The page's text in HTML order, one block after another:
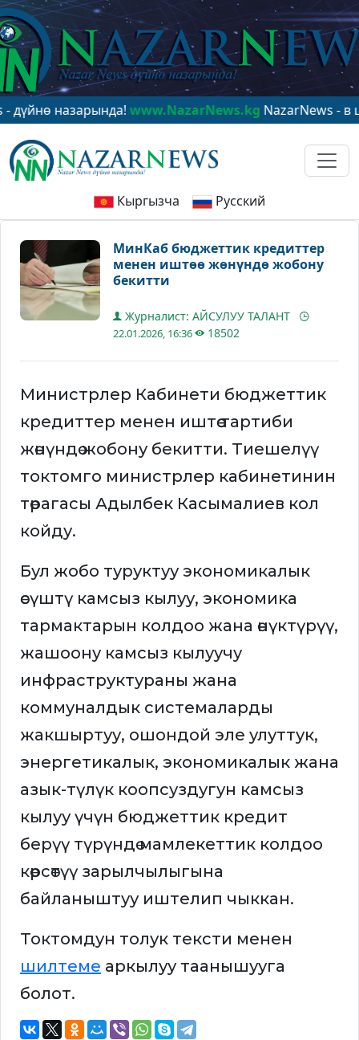
назарында!www.NazarNews.kgNazarNews - в
Кыргызча Русский
МинКаб бюджеттик кредиттер
менен иштөө жөнүндө жобону
бекитти
Журналист: АЙСУЛУУ ТАЛАНТ
22.01.2026, 16:36 18502
Министрлер Кабинети бюджеттик
кредиттер менен иштөө тартиби
жөнүндө жобону бекитти. Тиешелүү
токтомго министрлер кабинетинин
төрагасы Адылбек Касымалиев кол
койду.
Бул жобо туруктуу экономикалык
өсүштү камсыз кылуу, экономика
тармактарын колдоо жана өнүктүрүү,
жашоону камсыз кылуучу
инфраструктураны жана
коммуналдык системаларды
жакшыртуу, ошондой эле улуттук,
энергетикалык, экономикалык жана
азык-түлүк коопсуздугун камсыз
кылуу үчүн бюджеттик кредит
берүү түрүндө мамлекеттик колдоо
көрсөтүү зарылчылыгына
байланыштуу иштелип чыккан.
Токтомдун толук тексти менен
шилтеме аркылуу таанышууга
болот.